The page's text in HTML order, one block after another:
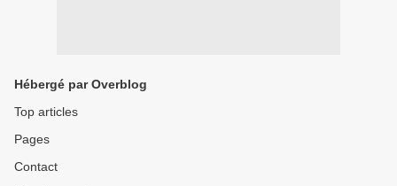
Hébergé par Overblog
Top articles
Pages
Contact